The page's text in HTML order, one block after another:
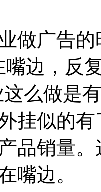
做广告
嘴边，反
么做是
挂似的
品销量
嘴边。